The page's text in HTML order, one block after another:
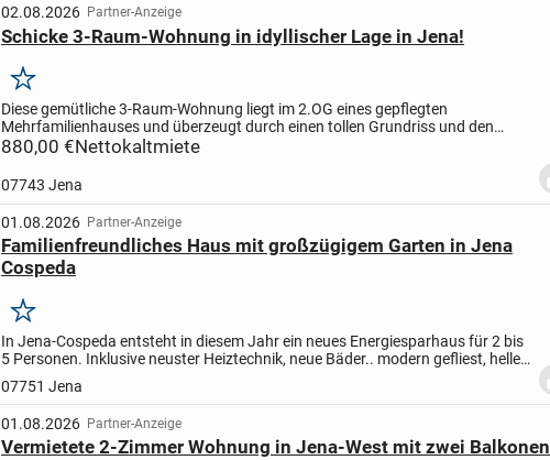
02.08.2026 Partner-Anzeige
Schicke 3-Raum-Wohnung in idyllischer Lage in Jena!
Merken
Diese gemütliche 3-Raum-Wohnung liegt im 2.OG eines gepflegten
Mehrfamilienhauses und überzeugt durch einen tollen Grundriss und den
renovierten, einzugsfertigen Zustand.
880,00 €Nettokaltmiete
07743 Jena
01.08.2026 Partner-Anzeige
Familienfreundliches Haus mit großzügigem Garten in Jena
Cospeda
Merken
In Jena-Cospeda entsteht in diesem Jahr ein neues Energiesparhaus für 2 bis
5 Personen. Inklusive neuster Heiztechnik, neue Bäder.. modern gefliest, helle
07751 Jena
01.08.2026 Partner-Anzeige
Vermietete 2-Zimmer Wohnung in Jena-West mit zwei Balkonen